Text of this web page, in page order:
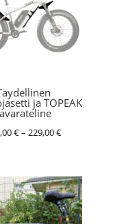
ja TOPEAK
€– 229,00€Hintaluokka:
229,00 €